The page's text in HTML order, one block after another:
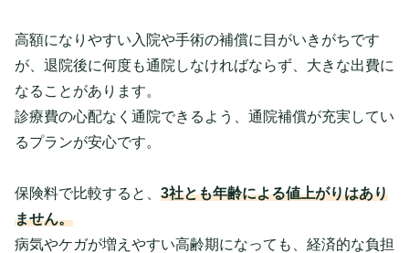
高額になりやすい入院や手術の補償に目がいきがちです
が、退院後に何度も通院しなければならず、大きな出費に
なることがあります。
診療費の心配なく通院できるよう、通院補償が充実してい
るプランが安心です。
保険料で比較すると、 3社とも年齢による値上がりはあり
ません。
病気やケガが増えやすい高齢期になっても、経済的な負担